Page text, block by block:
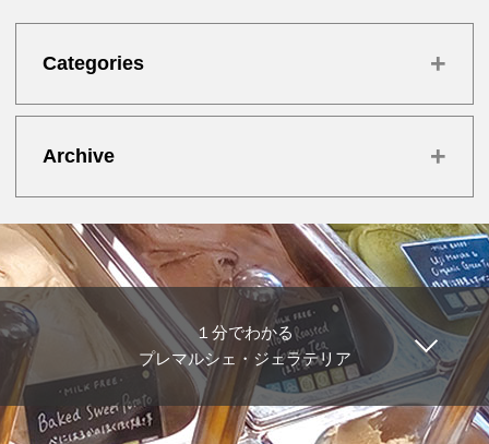
Categories +
Archive +
１分でわかる
プレマルシェ・ジェラテリア